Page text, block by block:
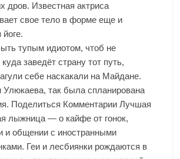
дров. Известная актриса
свое тело в форме еще и
йоге.
тупым идиотом, чтоб не
заведёт страну тот путь,
себе наскакали на Майдане.
Улюкаева, так была спланирована
Поделиться Комментарии Лучшая
лыжница — о кайфе от гонок,
и общении с иностранными
Геи и лесбиянки рождаются в